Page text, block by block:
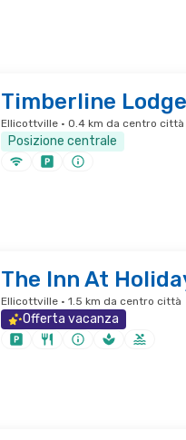
Timberline Lodge
Ellicottville · 0.4 km da centro città
Posizione centrale
The Inn At
Ellicottville · 1.5 km da centro città
Offerta vacanza